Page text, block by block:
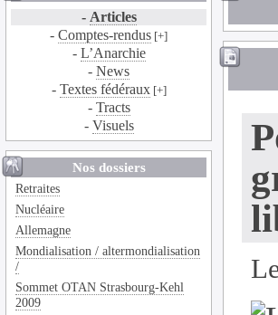
- Articles
-Comptes-rendus [+]
- L’Anarchie
-News
- Textes fédéraux[+]
- Tracts
- Visuels
Nos dossiers
Retraites
Nucléaire
Allemagne
Mondialisation / altermondialisation
/
Sommet OTAN Strasbourg-Kehl
2009